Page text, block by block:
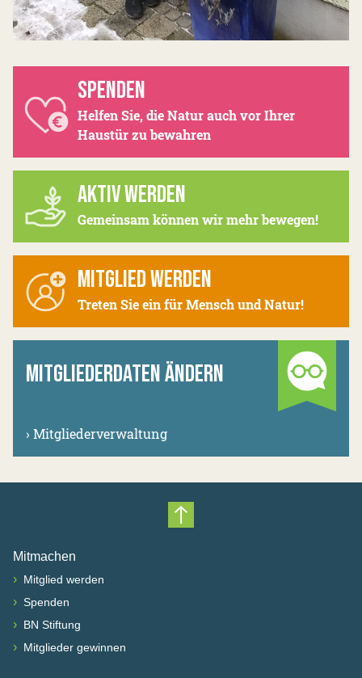
SPENDEN
Helfen Sie, die Natur auch vor Ihrer
Haustür zu bewahren
AKTIV WERDEN
Gemeinsam können wir mehr bewegen!
MITGLIED WERDEN
Treten Sie ein für Mensch und Natur!
MITGLIEDERDATEN ÄNDERN
› Mitgliederverwaltung
Nach oben scrollen
Mitmachen
› Mitglied werden
› Spenden
› BN Stiftung
› Mitglieder gewinnen